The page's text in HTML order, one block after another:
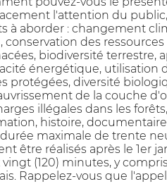
l'attention du
à aborder : changement
conservation des
biodiversité terrestre,
énergétique, utilisation
protégées, diversité
de la couche
illégales dans les
histoire,
maximale de trente
être réalisés après le 1er
(120) minutes, y
Rappelez-vous que